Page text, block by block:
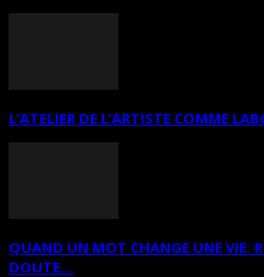
L’ATELIER DE L’ARTISTE COMME
QUAND UN MOT CHANGE UNE VIE:
DOUTE...